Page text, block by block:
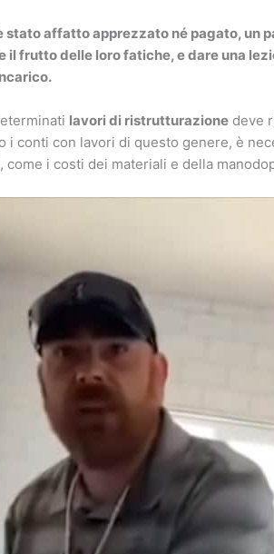
stato affatto apprezzato né pagato, un
frutto delle loro fatiche, e dare una
lavori di ristrutturazione deve
i conti con lavori di questo genere, è
i costi dei materiali e della